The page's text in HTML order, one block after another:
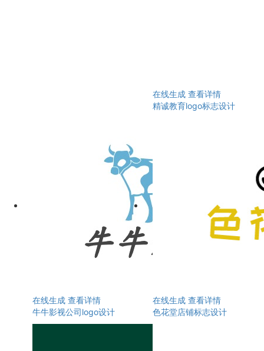
在线生成 查看详情
精诚教育logo标志设计
在线生成 查看详情
牛牛影视公司logo设计
在线生成 查看详情
色花堂店铺标志设计